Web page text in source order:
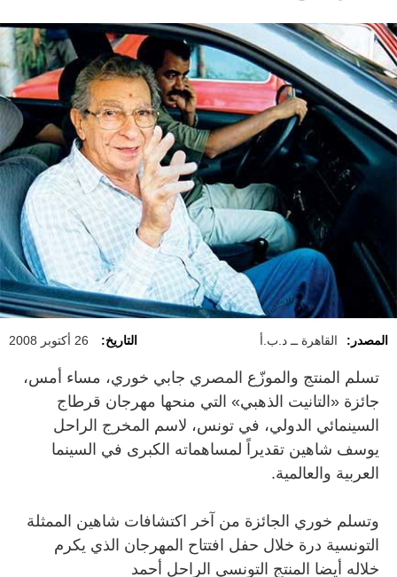
المصدر: القاهرة ــ د.ب.أ التاريخ: 26 أكتوبر 2008
تسلم المنتج والموزّع المصري جابي خوري، مساء أمس،
جائزة «التانيت الذهبي» التي منحها مهرجان قرطاج
السينمائي الدولي، في تونس، لاسم المخرج الراحل
يوسف شاهين تقديراً لمساهماته الكبرى في السينما
العربية والعالمية.
وتسلم خوري الجائزة من آخر اكتشافات شاهين الممثلة
التونسية درة خلال حفل افتتاح المهرجان الذي يكرم
خلاله أيضا المنتج التونسي الراحل أحمد